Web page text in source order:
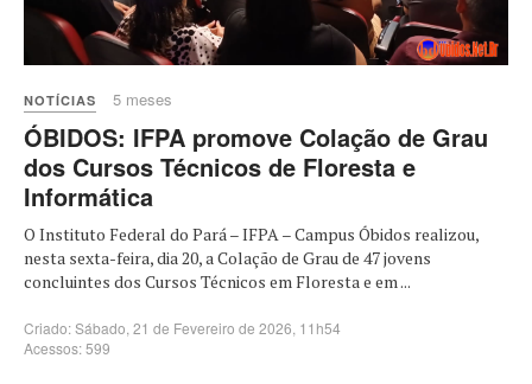
NOTÍCIAS 5 meses
ÓBIDOS: IFPA promove Colação de Grau
dos Cursos Técnicos de Floresta e
Informática
O Instituto Federal do Pará – IFPA – Campus Óbidos realizou,
nesta sexta-feira, dia 20, a Colação de Grau de 47 jovens
concluintes dos Cursos Técnicos em Floresta e em ...
Criado: Sábado, 21 de Fevereiro de 2026, 11h54
Acessos: 599